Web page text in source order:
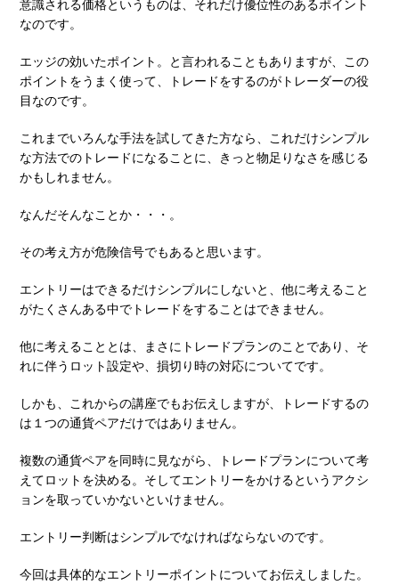
意識される価格というものは、それだけ優位性のあるポイント
なのです。
エッジの効いたポイント。と言われることもありますが、この
ポイントをうまく使って、トレードをするのがトレーダーの役
目なのです。
これまでいろんな手法を試してきた方なら、これだけシンプル
な方法でのトレードになることに、きっと物足りなさを感じる
かもしれません。
なんだそんなことか・・・。
その考え方が危険信号でもあると思います。
エントリーはできるだけシンプルにしないと、他に考えること
がたくさんある中でトレードをすることはできません。
他に考えることとは、まさにトレードプランのことであり、そ
れに伴うロット設定や、損切り時の対応についてです。
しかも、これからの講座でもお伝えしますが、トレードするの
は１つの通貨ペアだけではありません。
複数の通貨ペアを同時に見ながら、トレードプランについて考
えてロットを決める。そしてエントリーをかけるというアクシ
ョンを取っていかないといけません。
エントリー判断はシンプルでなければならないのです。
今回は具体的なエントリーポイントについてお伝えしました。